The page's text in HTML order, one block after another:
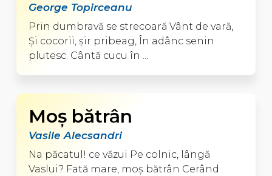
George Topirceanu
Prin dumbravă se strecoară Vânt de vară,
Şi cocorii, şir pribeag, În adânc senin
plutesc. Cântă cucu în ...
Moş bătrân
Vasile Alecsandri
Na păcatul! ce văzui Pe colnic, lângă
Vaslui? Fată mare, moş bătrân Cerând